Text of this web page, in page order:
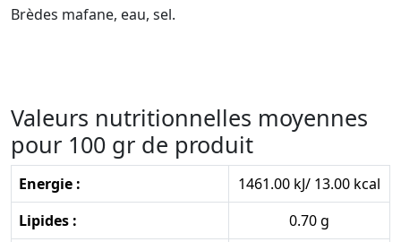
Brèdes mafane, eau, sel.
Valeurs nutritionnelles moyennes
pour 100 gr de produit
Energie :
1461.00 kJ/ 13.00 kcal
Lipides :
0.70 g